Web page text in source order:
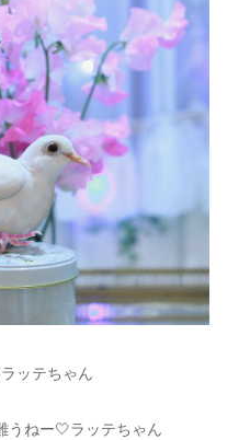
ッテちゃん
うねー🤍ラッテちゃん